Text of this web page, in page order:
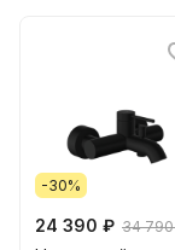
-30%
24 390 ₽ 34